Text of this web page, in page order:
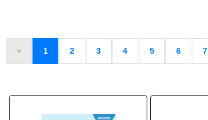
分類 Category:
社會及人文 Social & Humanities
體育及藝術 Physical Education & Arts
Publication Year:
HK$1
« 1 2 3 4 5 6 7